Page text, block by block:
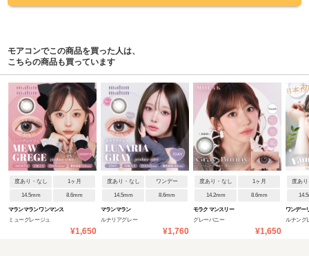
モアコンでこの商品を買った人は、
こちらの商品も買っています
度あり・なし 1ヶ月
14.5mm 8.6mm
マランマラン ワンマンス
ミューグレージュ
¥1,650
度あり・なし ワンデー
14.5mm 8.6mm
マランマラン
ルナリアグレー
¥1,760
度あり・なし 1ヶ月
14.2mm 8.6mm
モラク マンスリー
グレーバニー
¥1,650
度あ
ワンデー
ルナング